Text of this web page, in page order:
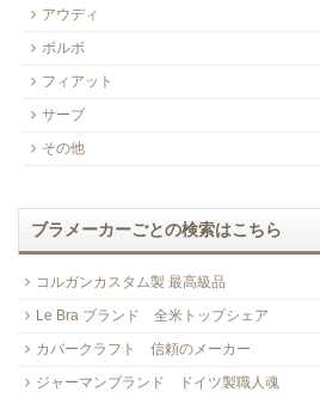
アウディ
ボルボ
フィアット
サーブ
その他
ブラメーカーごとの検索はこちら
コルガンカスタム製 最高級品
Le Bra ブランド 全米トップシェア
カバークラフト 信頼のメーカー
ジャーマンブランド ドイツ製職人魂